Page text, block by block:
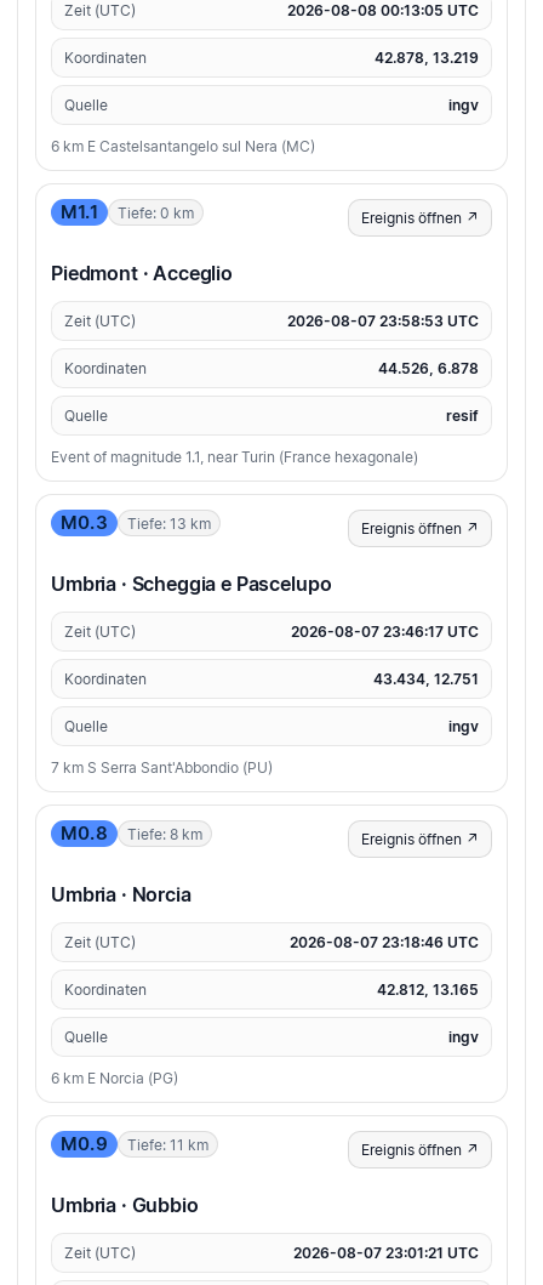
Zeit (UTC) 2026-08-08 00:13:05 UTC
Koordinaten 42.878, 13.219
Quelle ingv
6 km E Castelsantangelo sul Nera (MC)
M1.1 Tiefe: 0 km Ereignis öffnen ↗
Piedmont · Acceglio
Zeit (UTC) 2026-08-07 23:58:53 UTC
Koordinaten 44.526, 6.878
Quelle resif
Event of magnitude 1.1, near Turin (France hexagonale)
M0.3 Tiefe: 13 km Ereignis öffnen ↗
Umbria · Scheggia e Pascelupo
Zeit (UTC) 2026-08-07 23:46:17 UTC
Koordinaten 43.434, 12.751
Quelle ingv
7 km S Serra Sant'Abbondio (PU)
M0.8 Tiefe: 8 km Ereignis öffnen ↗
Umbria · Norcia
Zeit (UTC) 2026-08-07 23:18:46 UTC
Koordinaten 42.812, 13.165
Quelle ingv
6 km E Norcia (PG)
M0.9 Tiefe: 11 km Ereignis öffnen ↗
Umbria · Gubbio
Zeit (UTC) 2026-08-07 23:01:21 UTC